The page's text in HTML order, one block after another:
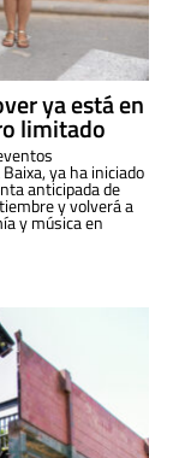
ya está en
limitado
ya ha iniciado
anticipada de
y volverá a
y música en